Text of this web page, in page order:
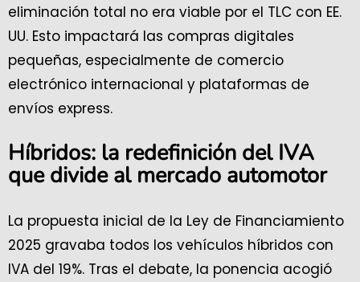
eliminación total no era viable por el TLC con EE.
UU. Esto impactará las compras digitales
pequeñas, especialmente de comercio
electrónico internacional y plataformas de
envíos express.
Híbridos: la redefinición del IVA
que divide al mercado automotor
La propuesta inicial de la Ley de Financiamiento
2025 gravaba todos los vehículos híbridos con
IVA del 19%. Tras el debate, la ponencia acogió